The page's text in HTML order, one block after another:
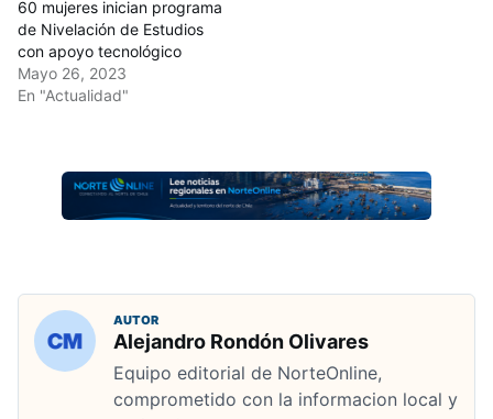
60 mujeres inician programa
de Nivelación de Estudios
con apoyo tecnológico
Mayo 26, 2023
En "Actualidad"
AUTOR
Alejandro Rondón Olivares
Equipo editorial de NorteOnline,
comprometido con la informacion local y